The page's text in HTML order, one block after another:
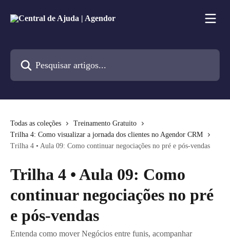
Todas as coleções
Treinamento Gratuito
Trilha 4: Como visualizar a jornada dos clientes no Agendor CRM
Trilha 4 • Aula 09: Como continuar negociações no pré e pós-vendas
Trilha 4 • Aula 09: Como
continuar negociações no pré
e pós-vendas
Entenda como mover Negócios entre funis, acompanhar